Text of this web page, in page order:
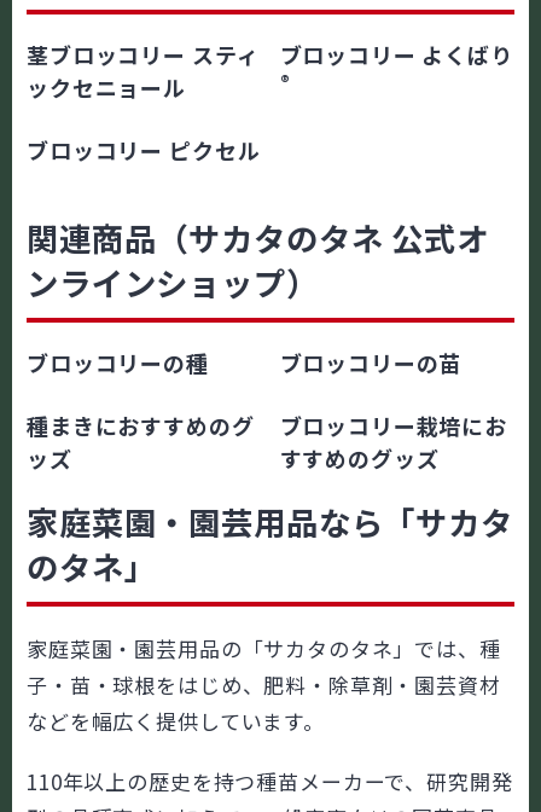
茎ブロッコリー スティ
ックセニョール
ブロッコリー よくばり
®
ブロッコリー ピクセル
関連商品（サカタのタネ 公式オ
ンラインショップ）
ブロッコリーの種
ブロッコリーの苗
種まきにおすすめのグ
ッズ
ブロッコリー栽培にお
すすめのグッズ
家庭菜園・園芸用品なら「サカタ
のタネ」
家庭菜園・園芸用品の「サカタのタネ」では、種
子・苗・球根をはじめ、肥料・除草剤・園芸資材
などを幅広く提供しています。
110年以上の歴史を持つ種苗メーカーで、研究開発